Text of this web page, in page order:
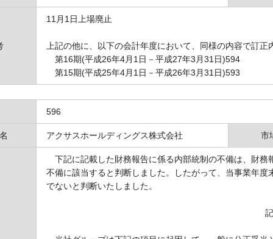
11月1日上場廃止
上記の他に、以下の会計年度において、同様の内容で訂正
第16期(平成26年4月1日－平成27年3月31日)594
第15期(平成25年4月1日－平成26年3月31日)593
596
アクサスホールディングス株式会社 市
下記に記載した財務報告に係る内部統制の不備は、財務
不備に該当すると判断しました。したがって、当事業年
でないと判断いたしました。
記